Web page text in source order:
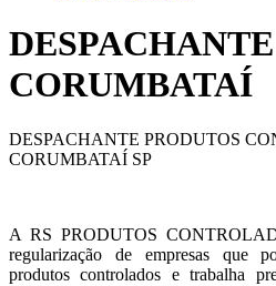
CORUMBATAÍ
DESPACHANTE PRODUTOS
CORUMBATAÍ SP
A RS PRODUTOS
regularização de empresas que
produtos controlados e trabalha